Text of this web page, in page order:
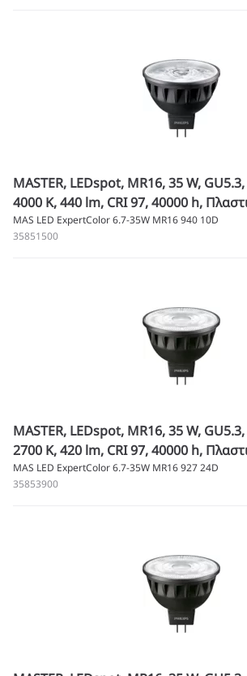
MASTER, LEDspot, MR16, 35 W, GU5.3,
4000 K, 440 lm, CRI 97, 40000 h,
MAS LED ExpertColor 6.7-35W MR16 940 10D
35851500
MASTER, LEDspot, MR16, 35 W, GU5.3,
2700 K, 420 lm, CRI 97, 40000 h,
MAS LED ExpertColor 6.7-35W MR16 927 24D
35853900